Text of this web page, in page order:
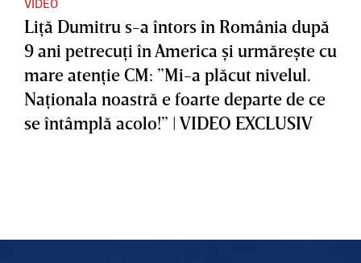
Liţă Dumitru s-a întors în România după
9 ani petrecuţi în America şi urmăreşte cu
mare atenţie CM: ”Mi-a plăcut nivelul.
Naţionala noastră e foarte departe de ce
se întâmplă acolo!” | VIDEO EXCLUSIV